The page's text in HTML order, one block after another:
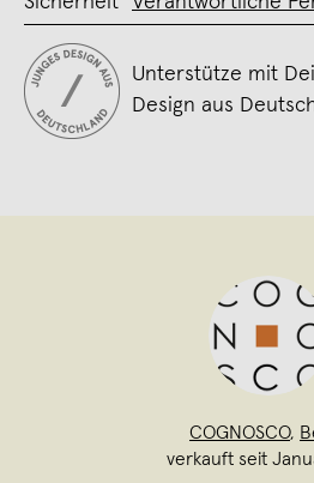
Unterstütze mit
Design aus
COGNOSCO,
verkauft seit